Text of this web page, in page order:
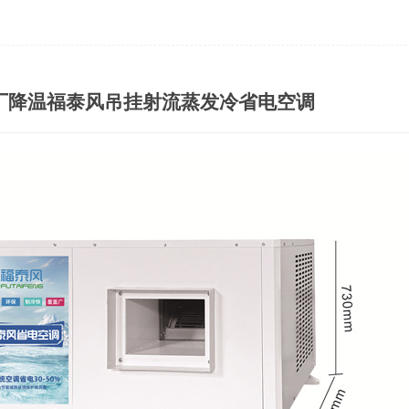
降温福泰风吊挂射流蒸发冷省电空调